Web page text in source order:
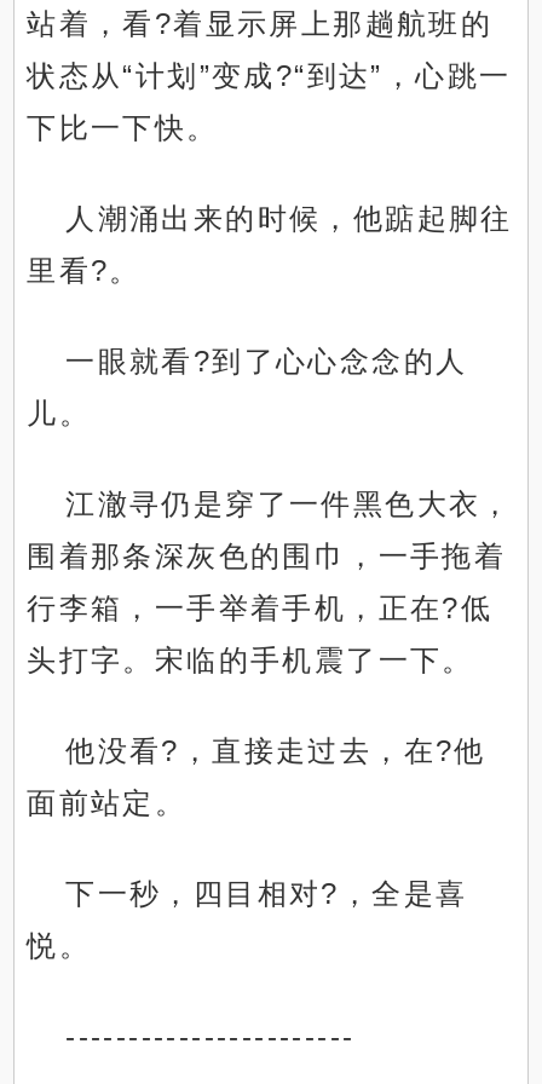
站着，看?着显示屏上那趟航班的
状态从“计划”变成?“到达”，心跳一
下比一下快。
人潮涌出来的时候，他踮起脚往
里看?。
一眼就看?到了心心念念的人
儿。
江澈寻仍是穿了一件黑色大衣，
围着那条深灰色的围巾，一手拖着
行李箱，一手举着手机，正在?低
头打字。宋临的手机震了一下。
他没看?，直接走过去，在?他
面前站定。
下一秒，四目相对?，全是喜
悦。
-----------------------